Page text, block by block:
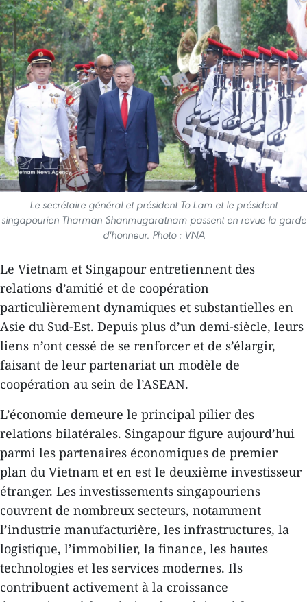
Le secrétaire général et président To Lam et le président
singapourien Tharman Shanmugaratnam passent en revue la garde
d'honneur. Photo : VNA
Le Vietnam et Singapour entretiennent des
relations d’amitié et de coopération
particulièrement dynamiques et substantielles en
Asie du Sud-Est. Depuis plus d’un demi-siècle, leurs
liens n’ont cessé de se renforcer et de s’élargir,
faisant de leur partenariat un modèle de
coopération au sein de l’ASEAN.
L’économie demeure le principal pilier des
relations bilatérales. Singapour figure aujourd’hui
parmi les partenaires économiques de premier
plan du Vietnam et en est le deuxième investisseur
étranger. Les investissements singapouriens
couvrent de nombreux secteurs, notamment
l’industrie manufacturière, les infrastructures, la
logistique, l’immobilier, la finance, les hautes
technologies et les services modernes. Ils
contribuent activement à la croissance